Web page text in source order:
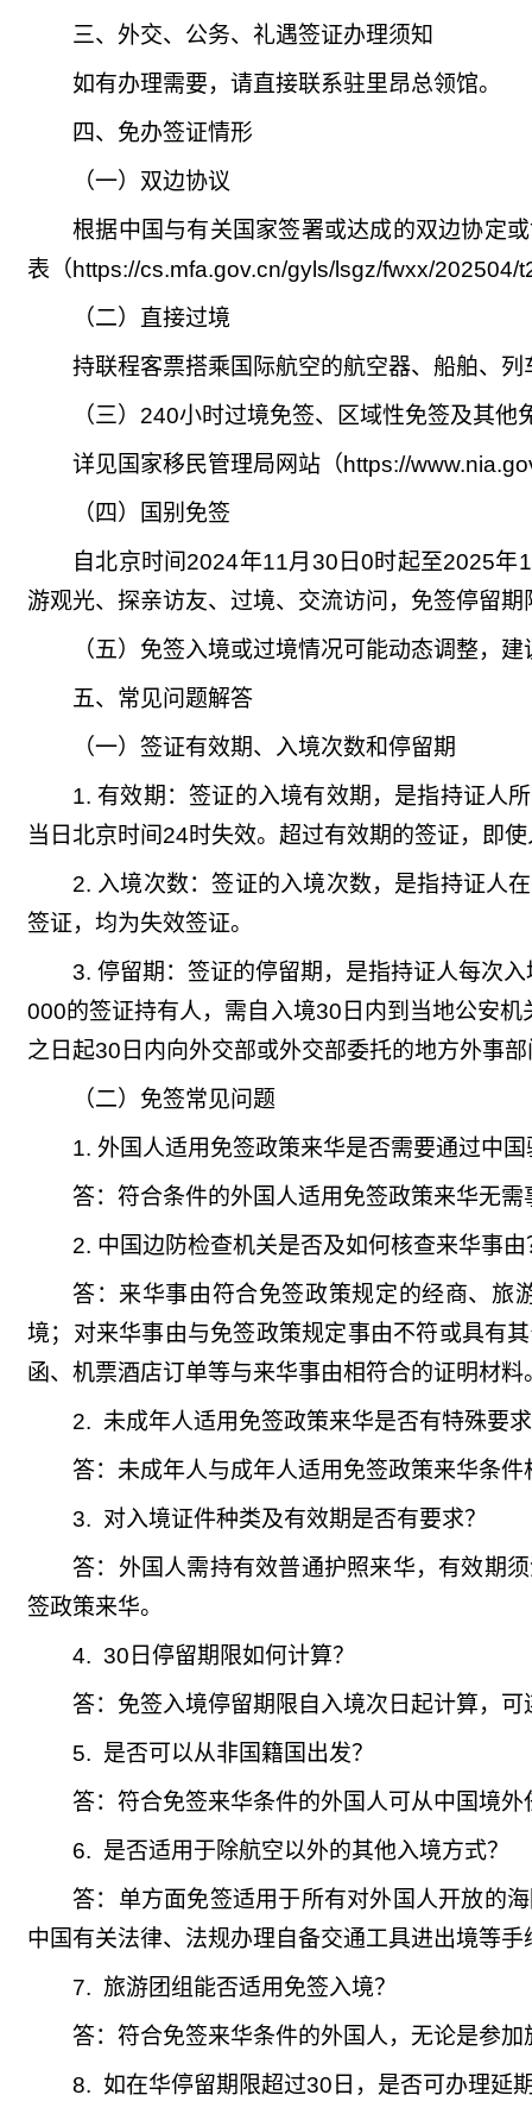
三、外交、公务、礼遇签证办理须知
如有办理需要，请直接联系驻里昂总领馆。
四、免办签证情形
（一）双边协议
根据中国与有关国家签署或达成的双边协定
表（https://cs.mfa.gov.cn/gyls/lsgz/fwxx/
（二） 直接过境
持联程客票搭乘国际航空的航空器、船舶、
（三）240小时过境免签、区域性免签及其他
详见国家移民管理局网站（https://
（四）国别免签
自北京时间2024年11月30日0时起至2025
游观光、探亲访友、过境、交流访问，免签停留
（五）免签入境或过境情况可能动态调整，
五、常见问题解答
（一）签证有效期、入境次数和停留期
1. 有效期：签证的入境有效期，是指持证人
当日北京时间24时失效。超过有效期的签证，即
2. 入境次数：签证的入境次数，是指持证人
签证，均为失效签证。
3. 停留期：签证的停留期，是指持证人每次
000的签证持有人，需自入境30日内到当地公安
之日起30日内向外交部或外交部委托的地方外事
（二）免签常见问题
1. 外国人适用免签政策来华是否需要通过中
答：符合条件的外国人适用免签政策来华无
2. 中国边防检查机关是否及如何核查来华事
答：来华事由符合免签政策规定的经商、旅
境；对来华事由与免签政策规定事由不符或具有
函、机票酒店订单等与来华事由相符合的证明材
2. 未成年人适用免签政策来华是否有特殊要
答：未成年人与成年人适用免签政策来华条件
3. 对入境证件种类及有效期是否有要求？
答：外国人需持有效普通护照来华，有效期
签政策来华。
4. 30 日停留期限如何计算？
答：免签入境停留期限自入境次日起计算，
5. 是否可以从非国籍国出发？
答：符合免签来华条件的外国人可从中国境
6. 是否适用于除航空以外的其他入境方式？
答：单方面免签适用于所有对外国人开放的
中国有关法律、法规办理自备交通工具进出境等手
7. 旅游团组能否适用免签入境？
答：符合免签来华条件的外国人，无论是参
8. 如在华停留期限超过30 日，是否可办理延